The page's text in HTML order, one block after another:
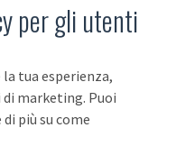
62.000 €
per gli utenti
tua esperienza,
marketing. Puoi
più su come